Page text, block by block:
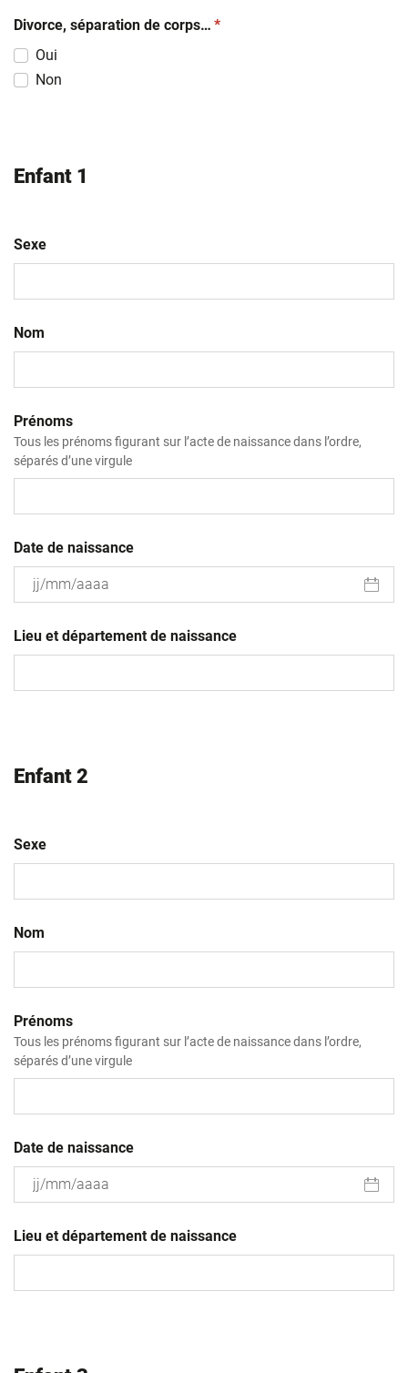
Divorce, séparation de corps… (obligatoire)
*
Oui
Non
Enfant 1
Sexe
Nom
Prénoms
Tous les prénoms figurant sur l’acte de naissance dans l’ordre,
séparés d’une virgule
Date de naissance
slash
MM
Lieu et département de naissance
Enfant 2
Sexe
Nom
Prénoms
Tous les prénoms figurant sur l’acte de naissance dans l’ordre,
séparés d’une virgule
Date de naissance
slash
MM
Lieu et département de naissance